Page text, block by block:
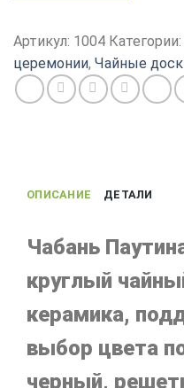
Артикул: 1004 Категории:
церемонии, Чайные
ОПИСАНИЕ ДЕТАЛИ
Чабань
круглый
керамика,
выбор цвета
черный,